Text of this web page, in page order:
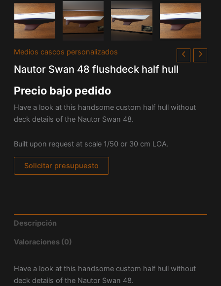
Medios cascos personalizados
Nautor Swan 48 flushdeck half hull
Precio bajo pedido
Have a look at this handsome custom half hull without
deck details of the Nautor Swan 48.
Built upon request at scale 1/50 or 30 cm LOA.
Solicitar presupuesto
Descripción
Valoraciones (0)
Have a look at this handsome custom half hull without
deck details of the Nautor Swan 48.